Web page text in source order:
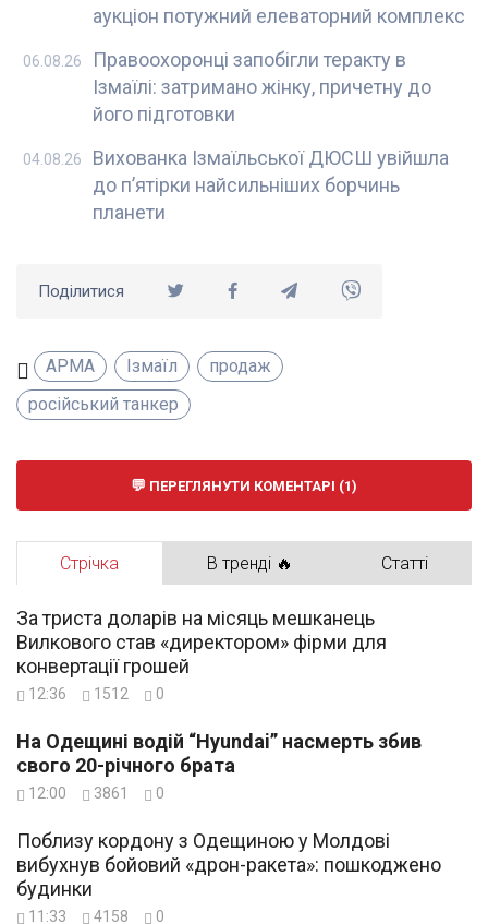
аукціон потужний елеваторний комплекс
Правоохоронці запобігли теракту в
Ізмаїлі: затримано жінку, причетну до
його підготовки
06.08.26
Вихованка Ізмаїльської ДЮСШ увійшла
до п’ятірки найсильніших борчинь
планети
04.08.26
Поділитися
АРМА Ізмаїл
продаж
російський танкер
ПЕРЕГЛЯНУТИ КОМЕНТАРІ (1)
Стрічка В тренді 🔥 Статті
За триста доларів на місяць мешканець
Вилкового став «директором» фірми для
конвертації грошей
12:36 1512 0
На Одещині водій “Hyundai” насмерть збив
свого 20-річного брата
12:00 3861 0
Поблизу кордону з Одещиною у Молдові
вибухнув бойовий «дрон-ракета»: пошкоджено
будинки
11:33 4158 0